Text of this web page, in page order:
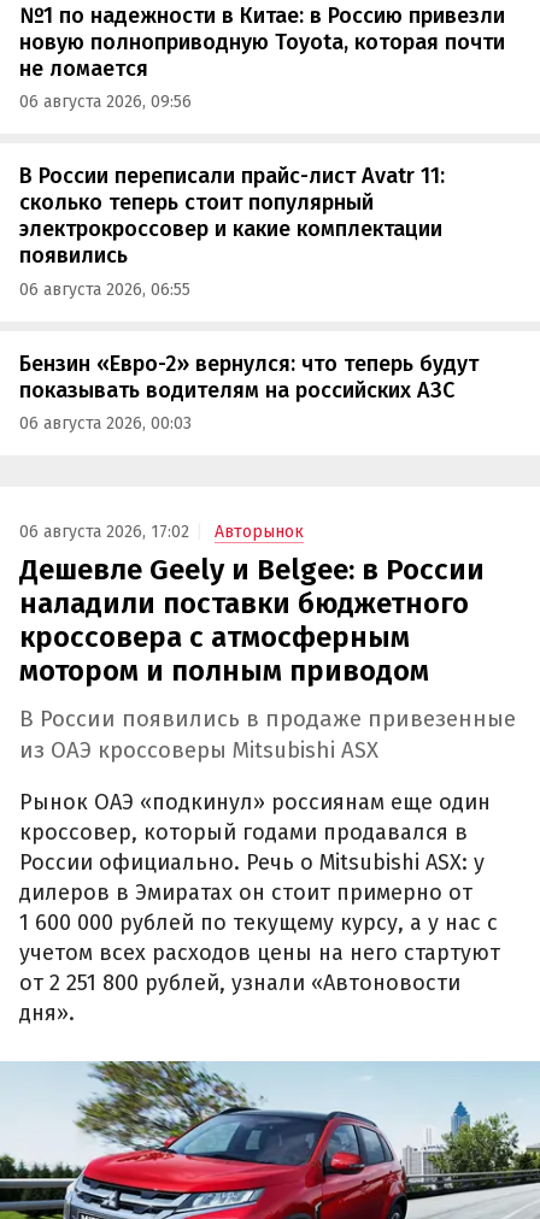
№1 по надежности в Китае: в Россию привезли
новую полноприводную Toyota, которая почти
не ломается
06 августа 2026, 09:56
В России переписали прайс-лист Avatr 11:
сколько теперь стоит популярный
электрокроссовер и какие комплектации
появились
06 августа 2026, 06:55
Бензин «Евро-2» вернулся: что теперь будут
показывать водителям на российских АЗС
06 августа 2026, 00:03
06 августа 2026, 17:02 Авторынок
Дешевле Geely и Belgee: в России
наладили поставки бюджетного
кроссовера с атмосферным
мотором и полным приводом
В России появились в продаже привезенные
из ОАЭ кроссоверы Mitsubishi ASX
Рынок ОАЭ «подкинул» россиянам еще один
кроссовер, который годами продавался в
России официально. Речь о Mitsubishi ASX: у
дилеров в Эмиратах он стоит примерно от
1 600 000 рублей по текущему курсу, а у нас с
учетом всех расходов цены на него стартуют
от 2 251 800 рублей, узнали «Автоновости
дня».